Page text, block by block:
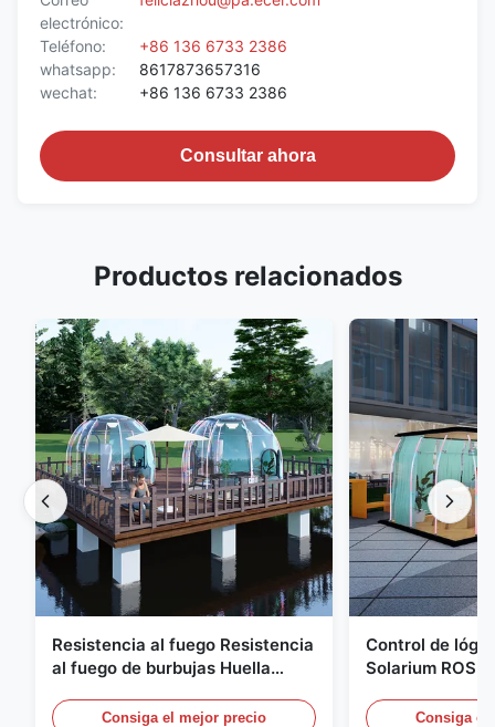
electrónico:
Teléfono:
+86 136 6733 2386
whatsapp:
8617873657316
wechat:
+86 136 6733 2386
Consultar ahora
Productos relacionados
Resistencia al fuego Resistencia
al fuego de burbujas Huella
Consiga el mejor precio
Control de
Solarium
marinoConsiga el